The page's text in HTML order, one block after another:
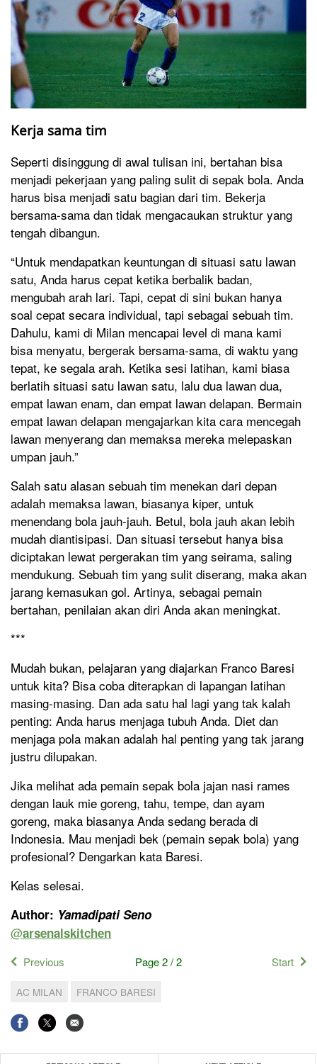
Kerja sama tim
Seperti disinggung di awal tulisan ini, bertahan bisa
menjadi pekerjaan yang paling sulit di sepak bola. Anda
harus bisa menjadi satu bagian dari tim. Bekerja
bersama-sama dan tidak mengacaukan struktur yang
tengah dibangun.
“Untuk mendapatkan keuntungan di situasi satu lawan
satu, Anda harus cepat ketika berbalik badan,
mengubah arah lari. Tapi, cepat di sini bukan hanya
soal cepat secara individual, tapi sebagai sebuah tim.
Dahulu, kami di Milan mencapai level di mana kami
bisa menyatu, bergerak bersama-sama, di waktu yang
tepat, ke segala arah. Ketika sesi latihan, kami biasa
berlatih situasi satu lawan satu, lalu dua lawan dua,
empat lawan enam, dan empat lawan delapan. Bermain
empat lawan delapan mengajarkan kita cara mencegah
lawan menyerang dan memaksa mereka melepaskan
umpan jauh.”
Salah satu alasan sebuah tim menekan dari depan
adalah memaksa lawan, biasanya kiper, untuk
menendang bola jauh-jauh. Betul, bola jauh akan lebih
mudah diantisipasi. Dan situasi tersebut hanya bisa
diciptakan lewat pergerakan tim yang seirama, saling
mendukung. Sebuah tim yang sulit diserang, maka akan
jarang kemasukan gol. Artinya, sebagai pemain
bertahan, penilaian akan diri Anda akan meningkat.
***
Mudah bukan, pelajaran yang diajarkan Franco Baresi
untuk kita? Bisa coba diterapkan di lapangan latihan
masing-masing. Dan ada satu hal lagi yang tak kalah
penting: Anda harus menjaga tubuh Anda. Diet dan
menjaga pola makan adalah hal penting yang tak jarang
justru dilupakan.
Jika melihat ada pemain sepak bola jajan nasi rames
dengan lauk mie goreng, tahu, tempe, dan ayam
goreng, maka biasanya Anda sedang berada di
Indonesia. Mau menjadi bek (pemain sepak bola) yang
profesional? Dengarkan kata Baresi.
Kelas selesai.
Author: Yamadipati Seno
@arsenalskitchen
Previous Page 2 / 2 Start
AC MILAN FRANCO BARESI